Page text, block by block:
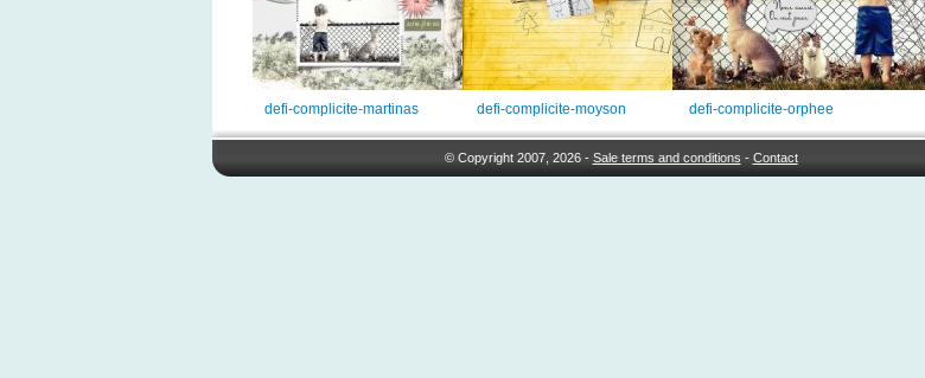
defi-complicite-martinas defi-complicite-moyson defi-complicite-orphee
© Copyright 2007, 2026 - Sale terms and conditions - Contact